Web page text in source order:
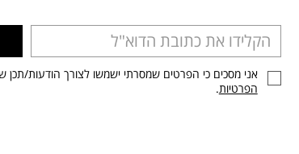
אני מסכים כי הפרטים שמסרתי ישמשו לצורך הודעות/תכן
הפרטיות.